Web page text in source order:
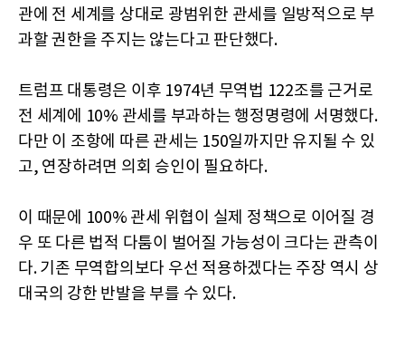
관에 전 세계를 상대로 광범위한 관세를 일방적으로 부
과할 권한을 주지는 않는다고 판단했다.
트럼프 대통령은 이후 1974년 무역법 122조를 근거로
전 세계에 10% 관세를 부과하는 행정명령에 서명했다.
다만 이 조항에 따른 관세는 150일까지만 유지될 수 있
고, 연장하려면 의회 승인이 필요하다.
이 때문에 100% 관세 위협이 실제 정책으로 이어질 경
우 또 다른 법적 다툼이 벌어질 가능성이 크다는 관측이
다. 기존 무역합의보다 우선 적용하겠다는 주장 역시 상
대국의 강한 반발을 부를 수 있다.